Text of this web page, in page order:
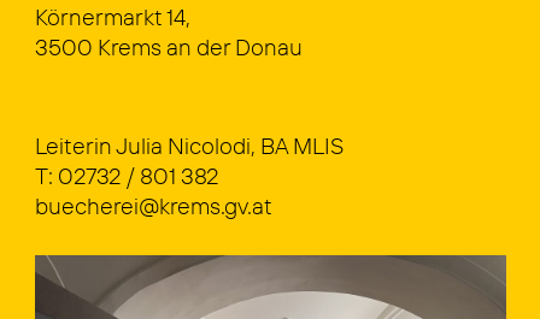
Kör­ner­markt 14,
3500 Krems an der Donau
Lei­te­rin Julia Nico­lo­di, BA MLIS
T: 02732 / 801 382
buecherei@krems.gv.at